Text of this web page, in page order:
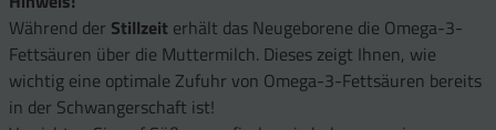
Während der Stillzeit erhält das Neugebo­rene die Omega-3-
Fettsäuren über die Muttermilch. Dieses zeigt Ihnen, wie
wichtig eine optimale Zufuhr von Omega-3-Fettsäuren bereits
in der Schwangerschaft ist!